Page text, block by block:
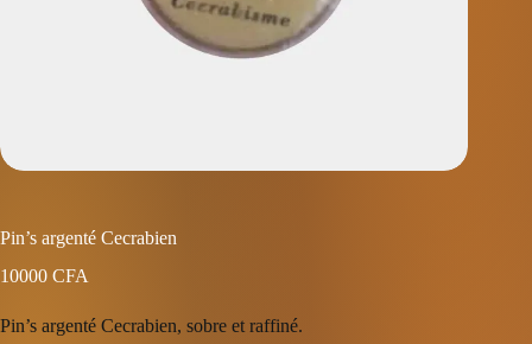
Pin’s argenté Cecrabien
10000 CFA
Pin’s argenté Cecrabien, sobre et raffiné.